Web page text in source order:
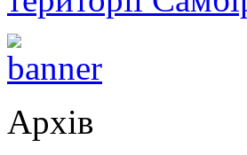
Архів